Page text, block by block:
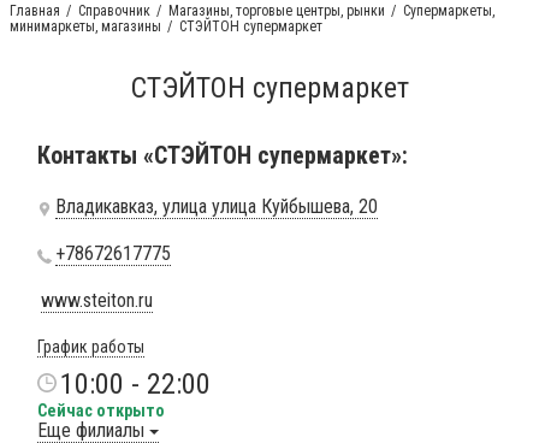
Главная Справочник Магазины, торговые центры, рынки
Супермаркеты,
минимаркеты, магазины
СТЭЙТОН супермаркет
СТЭЙТОН супермаркет
Контакты «СТЭЙТОН супермаркет»:
Владикавказ, улица улица Куйбышева, 20
+78672617775
www.steiton.ru
График работы
10:00 - 22:00
Сейчас открыто
Еще филиалы